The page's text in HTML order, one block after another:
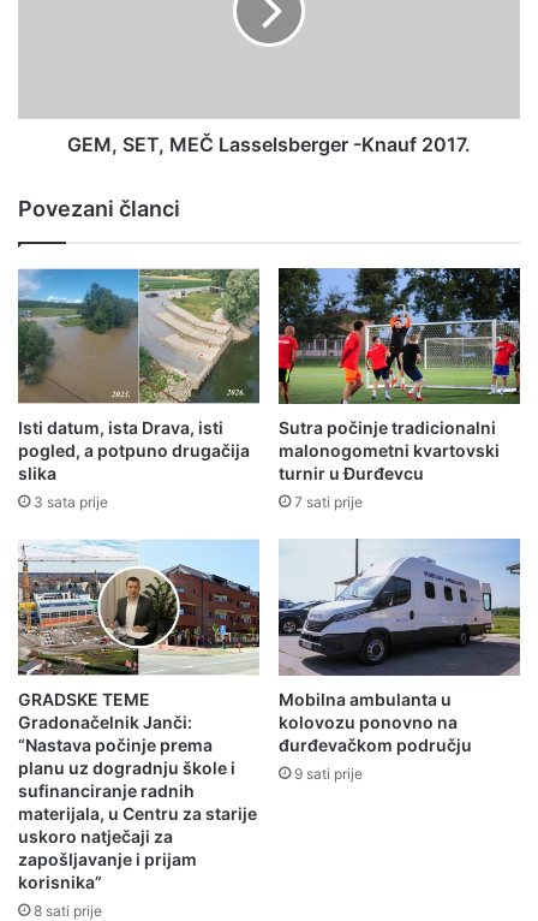
GEM, SET, MEČ Lasselsberger -Knauf 2017.
Povezani članci
Isti datum, ista Drava, isti
pogled, a potpuno drugačija
slika
3 sata prije
Sutra počinje tradicionalni
malonogometni kvartovski
turnir u Đurđevcu
7 sati prije
GRADSKE TEME
Gradonačelnik Janči:
“Nastava počinje prema
planu uz dogradnju škole i
sufinanciranje radnih
materijala, u Centru za starije
uskoro natječaji za
zapošljavanje i prijam
korisnika”
8 sati prije
Mobilna ambulanta u
kolovozu ponovno na
đurđevačkom području
9 sati prije